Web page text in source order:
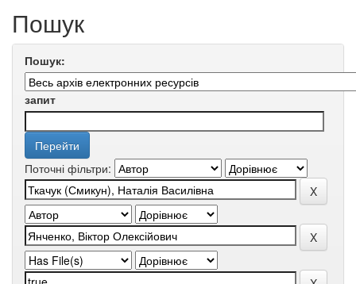
Пошук
Пошук:
запит
Поточні фільтри: